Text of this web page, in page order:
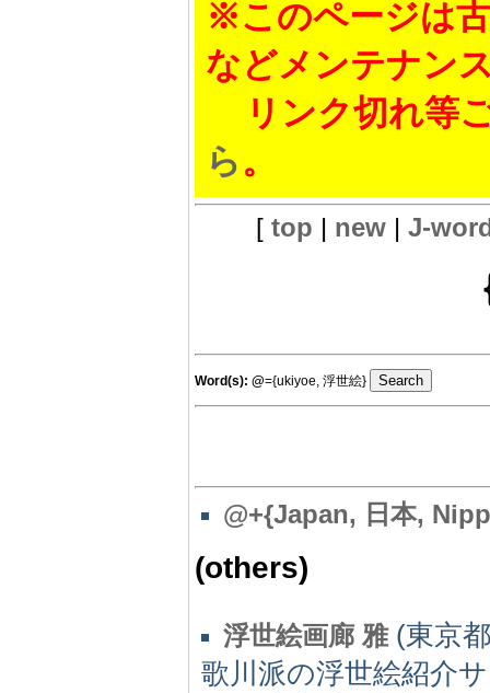
※このページは
などメンテナン
リンク切れ等
ら。
[ top | new| J-
Word(s): @={ukiyoe, 浮世絵}
@+{Japan, 日本,
(others)
浮世絵画廊 雅(東京
歌川派の浮世絵紹介